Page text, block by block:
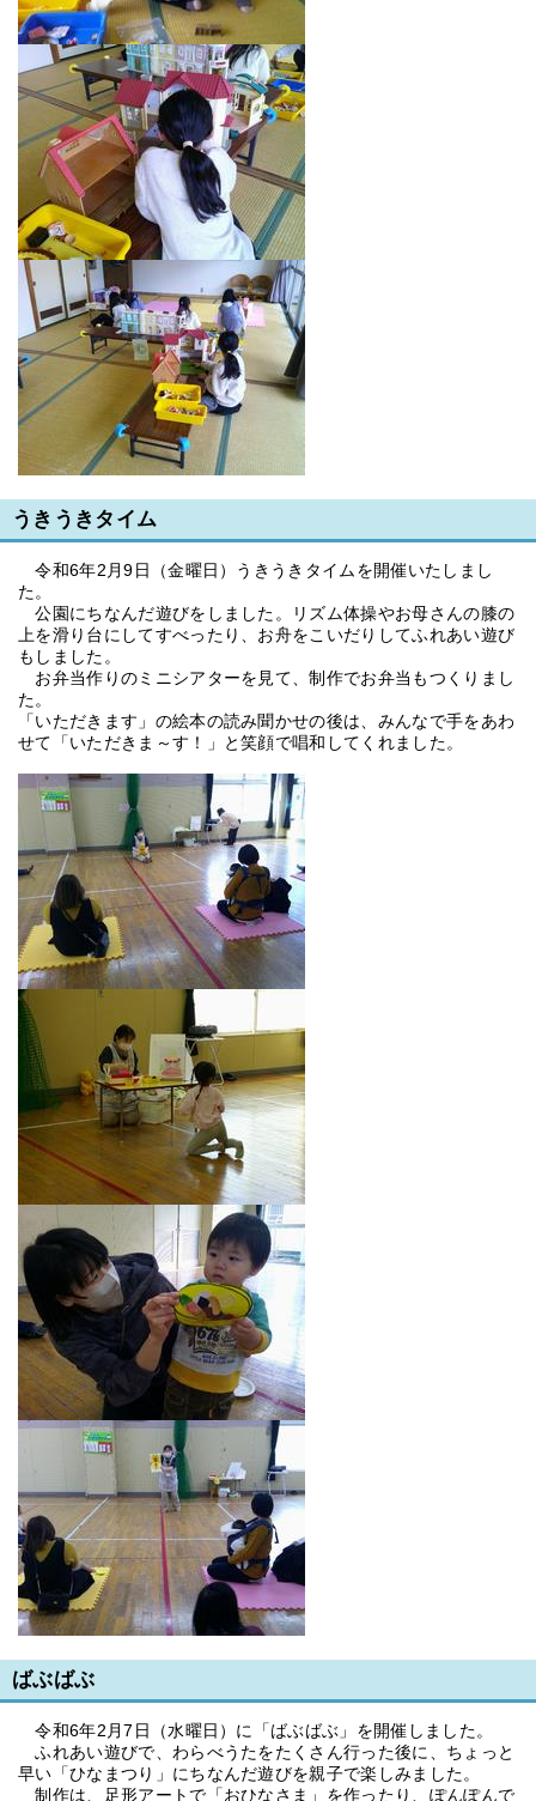
うきうきタイム
令和6年2月9日（金曜日）うきうきタイムを開催いたしまし
た。
公園にちなんだ遊びをしました。リズム体操やお母さんの膝の
上を滑り台にしてすべったり、お舟をこいだりしてふれあい遊び
もしました。
お弁当作りのミニシアターを見て、制作でお弁当もつくりまし
た。
「いただきます」の絵本の読み聞かせの後は、みんなで手をあわ
せて「いただきま～す！」と笑顔で唱和してくれました。
ばぶばぶ
令和6年2月7日（水曜日）に「ばぶばぶ」を開催しました。
ふれあい遊びで、わらべうたをたくさん行った後に、ちょっと
早い「ひなまつり」にちなんだ遊びを親子で楽しみました。
制作は、足形アートで「おひなさま」を作ったり、ぽんぽんで